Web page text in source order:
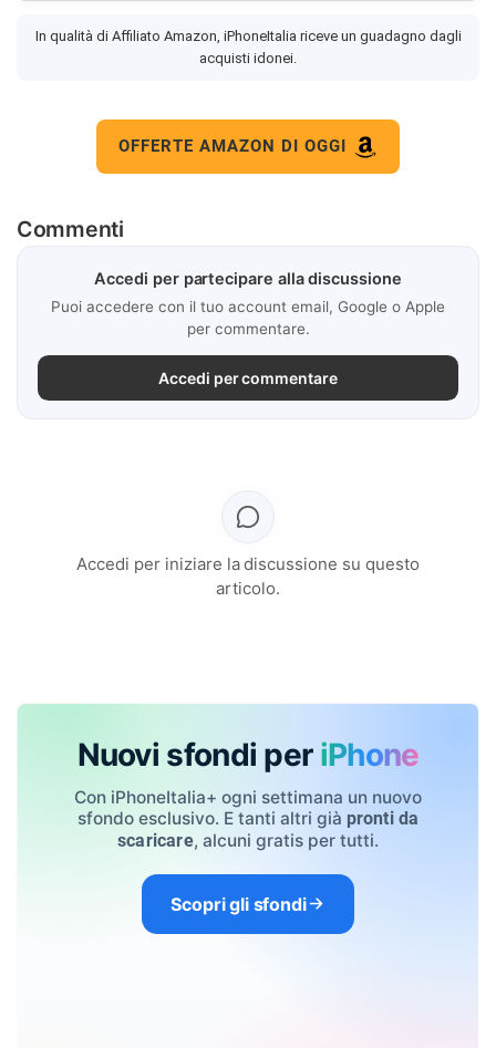
In qualità di Affiliato Amazon, iPhoneItalia riceve un guadagno dagli
acquisti idonei.
OFFERTE AMAZON DI OGGI
Commenti
Accedi per partecipare alla discussione
Puoi accedere con il tuo account email, Google o Apple
per commentare.
Accedi per commentare
Accedi per iniziare la discussione su questo
articolo.
Nuovi sfondi per iPhone
Con iPhoneItalia+ ogni settimana un nuovo
sfondo esclusivo. E tanti altri già pronti da
scaricare, alcuni gratis per tutti.
Scopri gli sfondi